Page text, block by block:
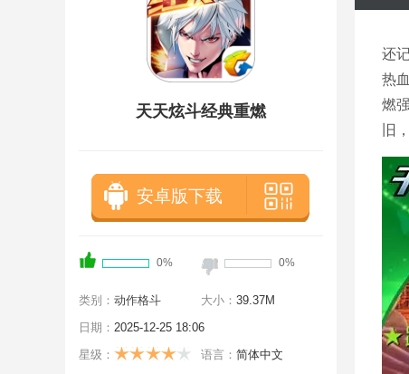
天天炫斗经典重燃
安卓版下载
0% 0%
类别： 动作格斗 大小： 39.37M
日期： 2025-12-25 18:06
星级：
语言： 简体中文
还
热
燃
旧